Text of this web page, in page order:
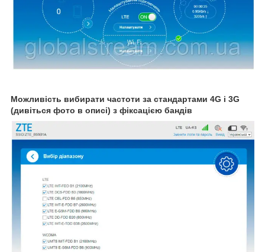
Можливість вибирати частоти за стандартами 4G і 3G
(дивіться фото в описі) з фіксацією бандів